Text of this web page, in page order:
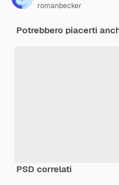
romanbecker
Potrebbero piacerti
PSD correlati